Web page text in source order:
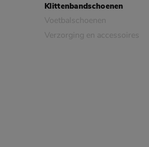
Klittenbandschoenen
Voetbalschoenen
Verzorging en accessoires